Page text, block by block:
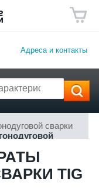
Адреса и контакты
сварки
TIG